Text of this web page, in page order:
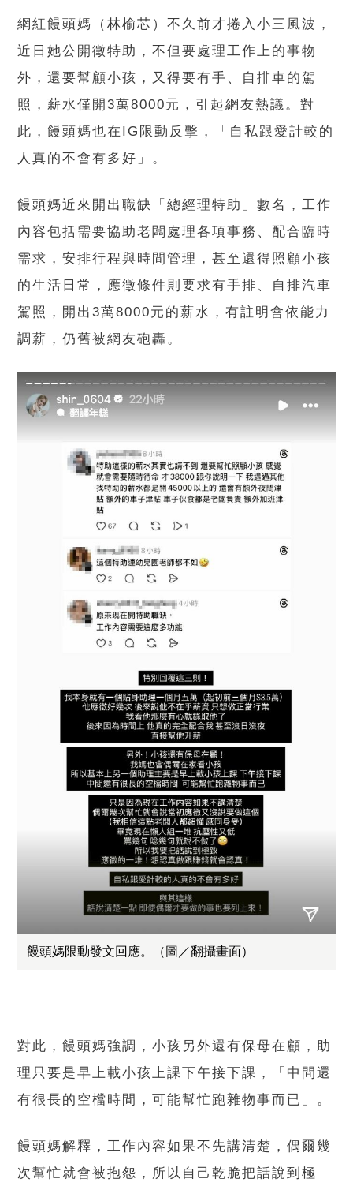
網紅饅頭媽（林榆芯）不久前才捲入小三風波，
近日她公開徵特助，不但要處理工作上的事物
外，還要幫顧小孩，又得要有手、自排車的駕
照，薪水僅開3萬8000元，引起網友熱議。對
此，饅頭媽也在IG限動反擊，「自私跟愛計較的
人真的不會有多好」。
饅頭媽近來開出職缺「總經理特助」數名，工作
內容包括需要協助老闆處理各項事務、配合臨時
需求，安排行程與時間管理，甚至還得照顧小孩
的生活日常，應徵條件則要求有手排、自排汽車
駕照，開出3萬8000元的薪水，有註明會依能力
調薪，仍舊被網友砲轟。
饅頭媽限動發文回應。（圖／翻攝畫面）
對此，饅頭媽強調，小孩另外還有保母在顧，助
理只要是早上載小孩上課下午接下課，「中間還
有很長的空檔時間，可能幫忙跑雜物事而已」。
饅頭媽解釋，工作內容如果不先講清楚，偶爾幾
次幫忙就會被抱怨，所以自己乾脆把話說到極